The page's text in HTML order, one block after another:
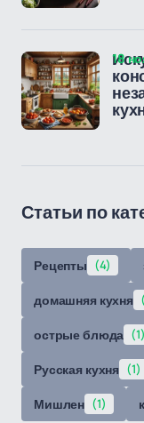
18
Статьи по
Рецепты (4)
домашняя кухня
острые блюда (1)
Русская кухня (1)
Мишлен (1)